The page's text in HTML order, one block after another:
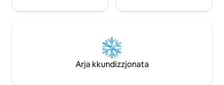
Arja kkundizzjonata